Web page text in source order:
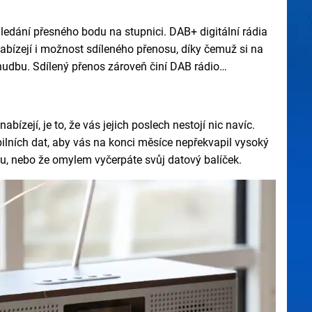
přesného bodu na stupnici. DAB+ digitální rádia
i možnost sdíleného přenosu, díky čemuž si na
Sdílený přenos zároveň činí DAB rádio
je to, že vás jejich poslech nestojí nic navíc.
dat, aby vás na konci měsíce nepřekvapil vysoký
nebo že omylem vyčerpáte svůj datový balíček.